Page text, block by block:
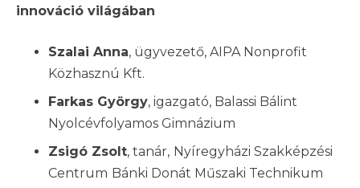
innováció világában
Szalai Anna, ügyvezető, AIPA Nonprofit
Közhasznú Kft.
Farkas György, igazgató, Balassi Bálint
Nyolcévfolyamos Gimnázium
Zsigó Zsolt, tanár, Nyíregyházi Szakképzési
Centrum Bánki Donát Műszaki Technikum